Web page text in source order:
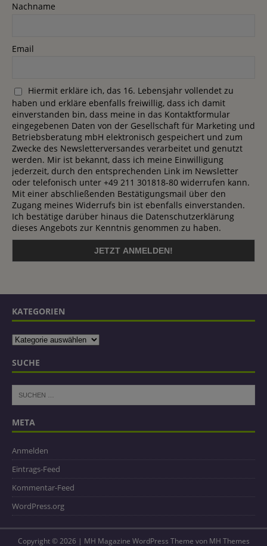
Nachname
Email
Hiermit erkläre ich, das 16. Lebensjahr vollendet zu
haben und erkläre ebenfalls freiwillig, dass ich damit
einverstanden bin, dass meine in das Kontaktformular
eingegebenen Daten von der Gesellschaft für Marketing und
Betriebsberatung mbH elektronisch gespeichert und zum
Zwecke des Newsletterversandes verarbeitet und genutzt
werden. Mir ist bekannt, dass ich meine Einwilligung
jederzeit, durch den entsprechenden Link im Newsletter
oder telefonisch unter +49 211 301818-80 widerrufen kann.
Mit einer abschließenden Bestätigungsmail über den
Zugang meines Widerrufs bin ist ebenfalls einverstanden.
Ich bestätige darüber hinaus die Datenschutzerklärung
dieses Angebots zur Kenntnis genommen zu haben.
KATEGORIEN
SUCHE
META
Anmelden
Eintrags-Feed
Kommentar-Feed
WordPress.org
Copyright © 2026 | MH Magazine WordPress Theme von MH Themes